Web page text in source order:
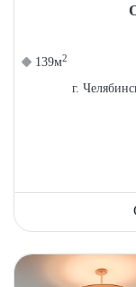
139м2
г.